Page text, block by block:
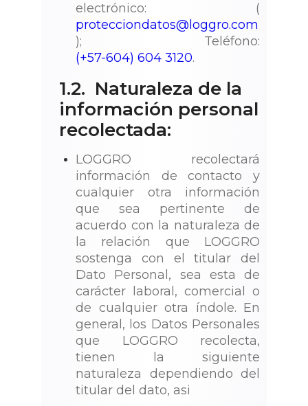
electrónico: (
protecciondatos@loggro.com
); Teléfono:
(+57-604) 604 3120.
1.2. Naturaleza de la
información personal
recolectada:
LOGGRO recolectará
información de contacto y
cualquier otra información
que sea pertinente de
acuerdo con la naturaleza de
la relación que LOGGRO
sostenga con el titular del
Dato Personal, sea esta de
carácter laboral, comercial o
de cualquier otra índole. En
general, los Datos Personales
que LOGGRO recolecta,
tienen la siguiente
naturaleza dependiendo del
titular del dato, asi